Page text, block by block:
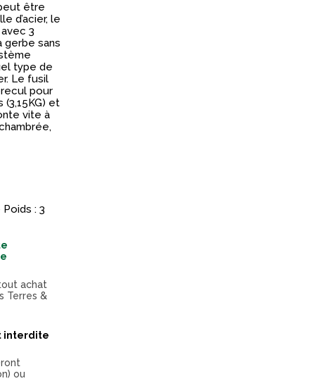
être
d’acier, le
3
gerbe sans
type de
Le fusil
pour
et
vite à
: 3
achat
Terres &
interdite
ou